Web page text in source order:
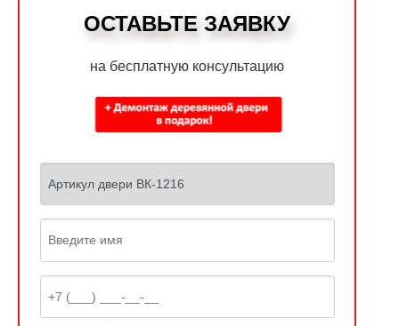
ОСТАВЬТЕ ЗАЯВКУ
на бесплатную консультацию